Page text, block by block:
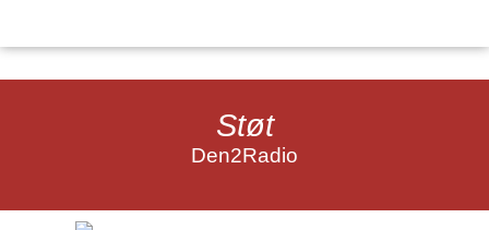
Støt
Den2Radio